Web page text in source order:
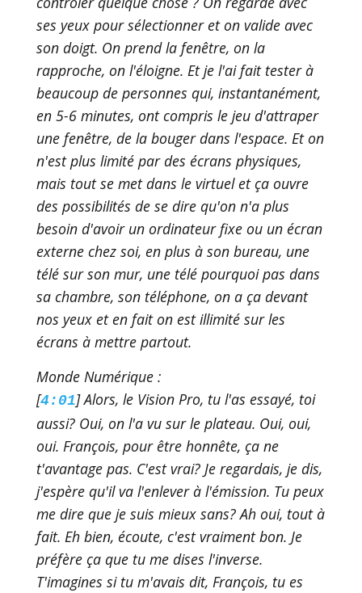
ses yeux pour sélectionner et on valide avec
son doigt. On prend la fenêtre, on la
rapproche, on l'éloigne. Et je l'ai fait tester à
beaucoup de personnes qui, instantanément,
en 5-6 minutes, ont compris le jeu d'attraper
une fenêtre, de la bouger dans l'espace. Et on
n'est plus limité par des écrans physiques,
mais tout se met dans le virtuel et ça ouvre
des possibilités de se dire qu'on n'a plus
besoin d'avoir un ordinateur fixe ou un écran
externe chez soi, en plus à son bureau, une
télé sur son mur, une télé pourquoi pas dans
sa chambre, son téléphone, on a ça devant
nos yeux et en fait on est illimité sur les
écrans à mettre partout.
Monde Numérique :
[4:01] Alors, le Vision Pro, tu l'as essayé, toi
aussi? Oui, on l'a vu sur le plateau. Oui, oui,
oui. François, pour être honnête, ça ne
t'avantage pas. C'est vrai? Je regardais, je dis,
j'espère qu'il va l'enlever à l'émission. Tu peux
me dire que je suis mieux sans? Ah oui, tout à
fait. Eh bien, écoute, c'est vraiment bon. Je
préfère ça que tu me dises l'inverse.
T'imagines si tu m'avais dit, François, tu es